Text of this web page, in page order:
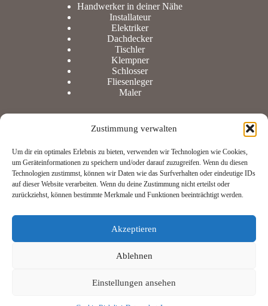
Zustimmung verwalten
Um dir ein optimales Erlebnis zu bieten, verwenden wir Technologien wie Cookies,
um Geräteinformationen zu speichern und/oder darauf zuzugreifen. Wenn du diesen
Technologien zustimmst, können wir Daten wie das Surfverhalten oder eindeutige IDs
auf dieser Website verarbeiten. Wenn du deine Zustimmung nicht erteilst oder
zurückziehst, können bestimmte Merkmale und Funktionen beeinträchtigt werden.
Akzeptieren
Ablehnen
Einstellungen ansehen
Handwerker in deiner Nähe
Installateur
Elektriker
Dachdecker
Tischler
Klempner
Schlosser
Fliesenleger
Maler
Information
Datenschutz
Impressum
Cookie-Richtlinie
Und möchten Ihren Eintrag auf unserer Seite mit Infos